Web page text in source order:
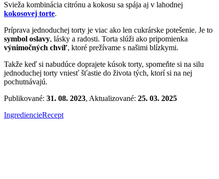
Svieža kombinácia citrónu a kokosu sa spája aj v lahodnej
kokosovej torte.
Príprava jednoduchej torty je viac ako len cukrárske potešenie. Je to
symbol oslavy, lásky a radosti. Torta slúži ako pripomienka
výnimočných chvíľ, ktoré prežívame s našimi blízkymi.
Takže keď si nabudúce doprajete kúsok torty, spomeňte si na silu
jednoduchej torty vniesť šťastie do života tých, ktorí si na nej
pochutnávajú.
Publikované: 31. 08. 2023, Aktualizované: 25. 03. 2025
IngrediencieRecept